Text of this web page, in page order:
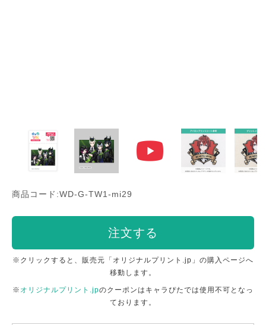
商品コード:WD-G-TW1-mi29
注文する
※クリックすると、販売元「オリジナルプリント.jp」の購入ページへ
移動します。
※ オリジナルプリント.jpのクーポンはキャラぴたでは使用不可となっ
ております。